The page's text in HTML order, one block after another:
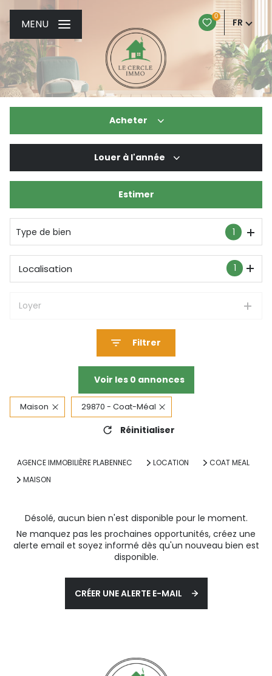
0
FR
MENU
Acheter
De l'immo pro
Louer à l'année
Estimer
Type de bien 1
1
Localisation
Loyer
Filtrer
Voir les 0 annonces
Maison 29870 - Coat-Méal
Réinitialiser
AGENCE IMMOBILIÈRE PLABENNEC LOCATION
COAT MEAL
MAISON
Désolé, aucun bien n'est disponible pour le moment.
Ne manquez pas les prochaines opportunités, créez une
alerte email et soyez informé dès qu'un nouveau bien est
disponible.
CRÉER UNE ALERTE E-MAIL